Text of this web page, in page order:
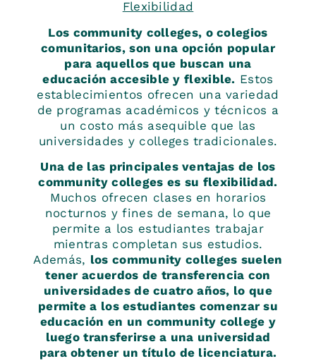
Flexibilidad
Los community colleges, o colegios
comunitarios, son una opción popular
para aquellos que buscan una
educación accesible y flexible. Estos
establecimientos ofrecen una variedad
de programas académicos y técnicos a
un costo más asequible que las
universidades y colleges tradicionales.
Una de las principales ventajas de los
community colleges es su flexibilidad.
Muchos ofrecen clases en horarios
nocturnos y fines de semana, lo que
permite a los estudiantes trabajar
mientras completan sus estudios.
Además, los community colleges suelen
tener acuerdos de transferencia con
universidades de cuatro años, lo que
permite a los estudiantes comenzar su
educación en un community college y
luego transferirse a una universidad
para obtener un título de licenciatura.